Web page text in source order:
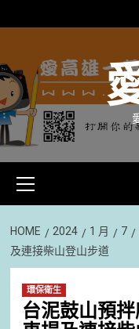
to
Menu
HOME 2024 1 月 7
及連接柴山登山步道
環保衛生
台泥鼓山預